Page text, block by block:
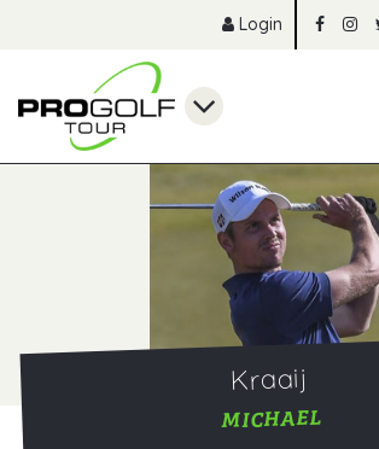
Login
Kraaij
MICHAEL